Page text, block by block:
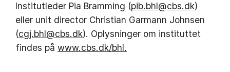
Institutleder Pia Bramming (pib.bhl@cbs.dk)
eller unit director Christian Garmann Johnsen
(cgj.bhl@cbs.dk). Oplysninger om instituttet
findes på www.cbs.dk/bhl.